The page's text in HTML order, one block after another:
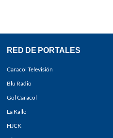
RED DE PORTALES
Caracol Televisión
Blu Radio
Gol Caracol
La Kalle
HJCK